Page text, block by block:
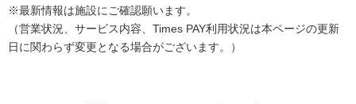
※最新情報は施設にご確認願います。
（営業状況、サービス内容、Times PAY利用状況は本ページの​更新
日に関わらず変更となる場合がございます。）​